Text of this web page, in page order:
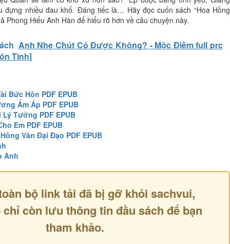
đựng nhiều đau khổ. Đáng tiếc là… Hãy đọc cuốn sách “Hoa Hồng
Phong Hiểu Anh Hàn để hiểu rõ hơn về câu chuyện này.
Anh Nhẹ Chút Có Được Không? - Mộc Điềm full prc
Tình]
Bức Hôn PDF EPUB
Ấm Áp PDF EPUB
Tưởng PDF EPUB
Em PDF EPUB
Vân Đại Đạo PDF EPUB
Anh
bộ link tải đã bị gỡ khỏi sachvui,
còn lưu thông tin đầu sách để bạn
tham khảo.